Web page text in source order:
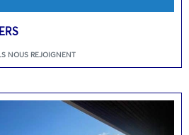
NOUS REJOIGNENT